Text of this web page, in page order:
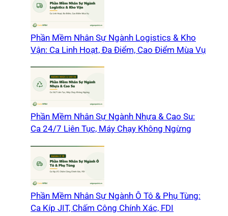
Phần Mềm Nhân Sự Ngành Logistics & Kho
Vận: Ca Linh Hoạt, Đa Điểm, Cao Điểm Mùa Vụ
Phần Mềm Nhân Sự Ngành Nhựa & Cao Su:
Ca 24/7 Liên Tục, Máy Chạy Không Ngừng
Phần Mềm Nhân Sự Ngành Ô Tô & Phụ Tùng:
Ca Kíp JIT, Chấm Công Chính Xác, FDI